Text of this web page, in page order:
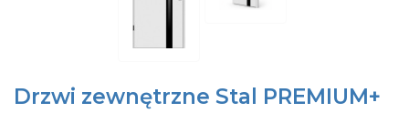
Drzwi zewnętrzne Stal PREMIUM+